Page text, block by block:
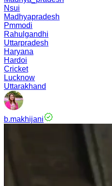
Nsui
Madhyapradesh
Pmmodi
Rahulgandhi
Uttarpradesh
Haryana
Hardoi
Cricket
Lucknow
Uttarakhand
b.makhijani